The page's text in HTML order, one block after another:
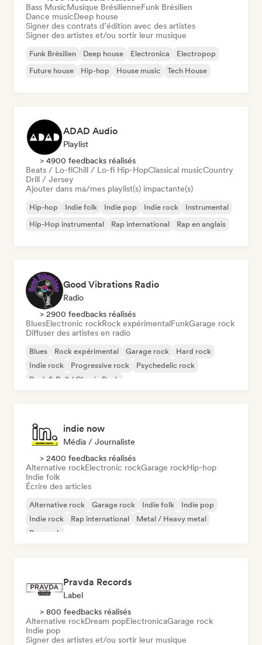
Bass MusicMusique BrésilienneFunk Brésilien
Dance musicDeep house
Signer des contrats d’édition avec des artistes
Signer des artistes et/ou sortir leur musique
Funk Brésilien Deep house Electronica
Electropop
Future house
Hip-hop House music Tech House
ADAD Audio
Playlist
> 4900 feedbacks réalisés
Beats / Lo-fiChill / Lo-fi Hip-HopClassical musicCountry
Drill / Jersey
Ajouter dans ma/mes playlist(s) impactante(s)
Hip-hop Indie folk Indie pop Indie rock
Instrumental
Hip-Hop instrumental
Rap international Rap en anglais
Good Vibrations Radio
Radio
> 2900 feedbacks réalisés
BluesElectronic rockRock expérimentalFunkGarage rock
Diffuser des artistes en radio
Blues Rock expérimental Garage rock
Hard rock
Indie rock
Progressive rock
Psychedelic rock
Rock & Roll / Classic Rock
indie now
Média / Journaliste
> 2400 feedbacks réalisés
Alternative rockElectronic rockGarage rockHip-hop
Indie folk
Écrire des articles
Alternative rock Garage rock Indie folk
Indie pop
Indie rock
Rap international
Metal / Heavy metal
Pop rock
Pravda Records
Label
> 800 feedbacks réalisés
Alternative rockDream popElectronicaGarage rock
Indie pop
Signer des artistes et/ou sortir leur musique